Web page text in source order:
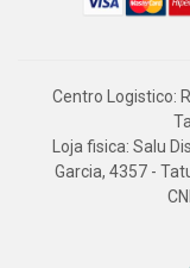
Centro Logistico:
Loja fisica: Salu
Garcia, 4357 -